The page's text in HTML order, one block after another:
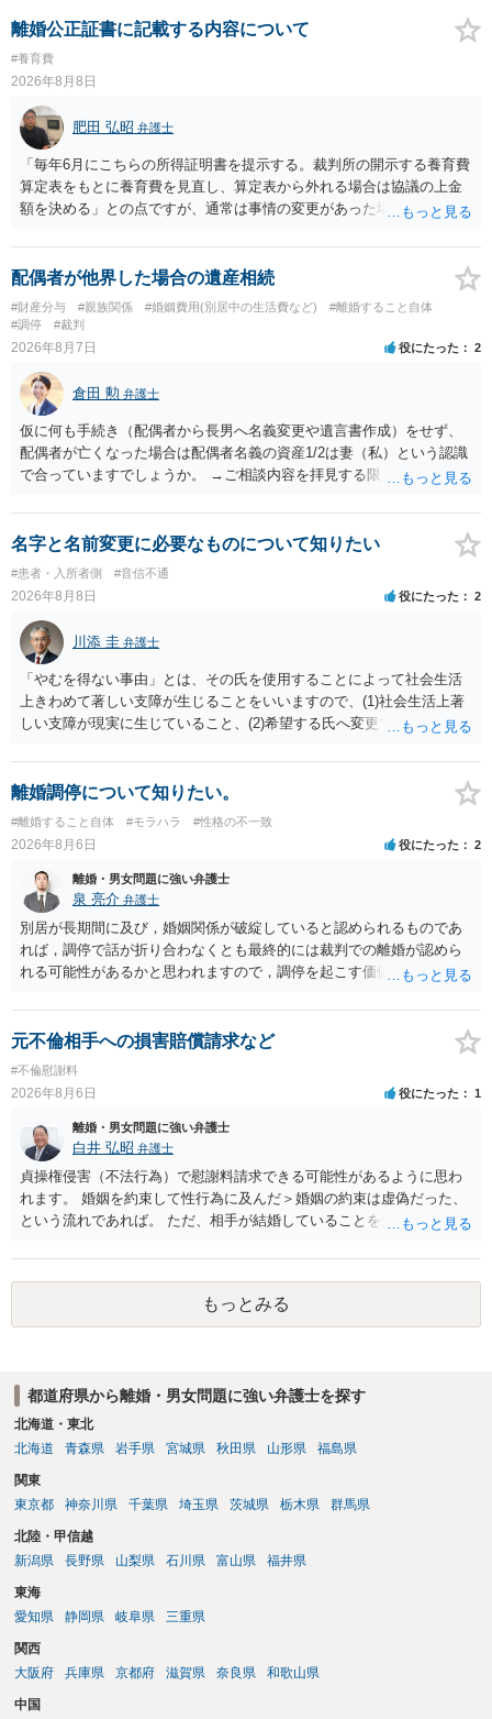
離婚公正証書に記載する内容について
#養育費
2026年8月8日
肥田 弘昭 弁護士
「毎年6月にこちらの所得証明書を提示する。裁判所の開示する養育費
算定表をもとに養育費を見直し、算定表から外れる場合は協議の上金
額を決める」との点ですが、通常は事情の変更があった場合に変更し
来なかった事情の変更により双方協議の上増減出来る」と「通知義務
に勤務先」が含まれているので、私に収入が入った事は相手に通知が
行く事になり、上記のような文言が無くても養育費の見直しは適宜出
来るかと思うのですが違うのでしょうか？との点はそのとおりかと思
います。養育費は事情の変更があった場合に変更するので毎年見直す
配偶者が他界した場合の遺産相続
#財産分与 #親族関係 #婚姻費用(別居中の生活費など)
#離婚すること自体
#調停
#裁判
2026年8月7日 役にたった 2
倉田 勲 弁護士
仮に何も手続き（配偶者から長男へ名義変更や遺言書作成）をせず、
配偶者が亡くなった場合は配偶者名義の資産1/2は妻（私）という認識
で合っていますでしょうか。 →ご相談内容を拝見する限りでは、その
完全に所有する場合は、他の相続人に対して自宅の評価額の１/２の代
償金の支払いが必要になります。
名字と名前変更に必要なものについて知りたい
#患者・入所者側 #音信不通
2026年8月8日 役にたった 2
川添 圭 弁護士
「やむを得ない事由」とは、その氏を使用することによって社会生活
上きわめて著しい支障が生じることをいいますので、(1)社会生活上著
しい支障が現実に生じていること、(2)希望する氏へ変更できればその
できるかどうかがポイントです。 記録中に現れた一切の事情が判断対
象ですので、上記(1)と(2)を説明できる資料は全て（ただし理路整然
に）提出することが必要になります。「フラッシュバック」とのこと
なので、例えば、医学上確立されているPTSDの診断基準に合致した説
明とそれに沿う資料の提出が必要になってくるように思います。 精神
的・心理的な理由の氏変更は様々な意味でハードルがかなり高く、弁
護士へ依頼しても苦労することが強く予想されるところです。、もし
本人申立てをお考えであれば、医学知識はもちろん法律知識も要求さ
れますので、性急な申立てをせず、知識と資料をしっかりと揃えて、
万全の体制で申立てに臨んだ方がよいと思われます。
離婚調停について知りたい。
#離婚すること自体 #モラハラ #性格の不一致
2026年8月6日 役にたった 2
離婚・男女問題に強い弁護士
泉 亮介 弁護士
別居が長期間に及び，婚姻関係が破綻していると認められるものであ
れば，調停で話が折り合わなくとも最終的には裁判での離婚が認めら
れる可能性があるかと思われますので，調停を起こす価値はあるよう
は調停が成立するということはないため，相手が合意するメリットを
だしてでも調停で終わらせるよう努めるのか，裁判離婚を見据えて調
停での離婚に固執しないかいずれかの対応は必要となるかと思われま
す。 お一人で対応するのは難しい側面もありますので弁護士を立てる
ことを検討されると良いかと思われます。
元不倫相手への損害賠償請求など
#不倫慰謝料
2026年8月6日 役にたった 1
離婚・男女問題に強い弁護士
白井 弘昭 弁護士
貞操権侵害（不法行為）で慰謝料請求できる可能性があるように思わ
れます。 婚姻を約束して性行為に及んだ＞婚姻の約束は虚偽だった、
という流れであれば。 ただ、相手が結婚していることを知って行為に
性も認められそうですので、あまり慰謝料は高額にならないように思
われます。 一度、最寄りの弁護士に相談してみてください。
もっとみる
都道府県から離婚・男女問題に強い弁護士を探す
北海道・東北
北海道
青森県 岩手県 宮城県 秋田県 山形県 福島県
関東
東京都
神奈川県 千葉県 埼玉県 茨城県 栃木県 群馬県
北陸・甲信越
新潟県
長野県 山梨県 石川県 富山県 福井県
東海
愛知県
静岡県 岐阜県 三重県
関西
大阪府
兵庫県 京都府 滋賀県 奈良県 和歌山県
中国